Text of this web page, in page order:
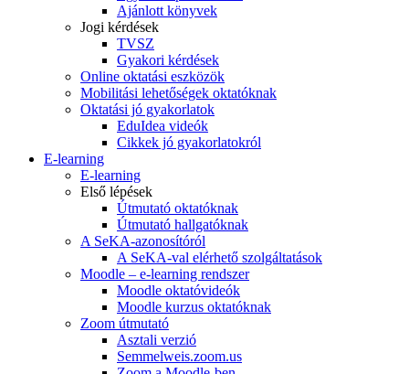
Ajánlott könyvek
Jogi kérdések
TVSZ
Gyakori kérdések
Online oktatási eszközök
Mobilitási lehetőségek oktatóknak
Oktatási jó gyakorlatok
EduIdea videók
Cikkek jó gyakorlatokról
E-learning
E-learning
Első lépések
Útmutató oktatóknak
Útmutató hallgatóknak
A SeKA-azonosítóról
A SeKA-val elérhető szolgáltatások
Moodle – e-learning rendszer
Moodle oktatóvideók
Moodle kurzus oktatóknak
Zoom útmutató
Asztali verzió
Semmelweis.zoom.us